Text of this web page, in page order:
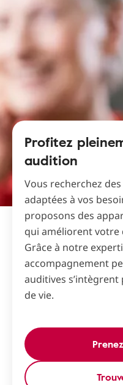
Profitez
audition
Vous recherchez
adaptées à vos
proposons des
qui améliorent
Grâce à notre
accompagnement
auditives
de vie.